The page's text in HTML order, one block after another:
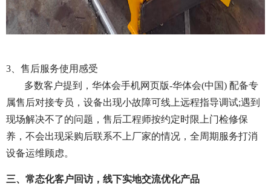
3、售后服务使用感受
多数客户提到，华体会手机网页版-华体会(中国) 配备专
属售后对接专员，设备出现小故障可线上远程指导调试;遇到
现场解决不了的问题，售后工程师按约定时限上门检修保
养，不会出现采购后联系不上厂家的情况，全周期服务打消
设备运维顾虑。
三、常态化客户回访，线下实地交流优化产品